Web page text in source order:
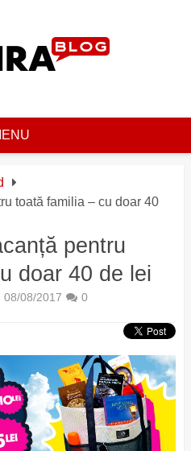
toată familia – cu doar 40
pentru
doar 40 de lei
08/08/2017 0